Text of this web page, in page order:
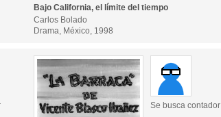
Bajo California, el límite del tiempo
Carlos Bolado
Drama, México, 1998
Se busca contador